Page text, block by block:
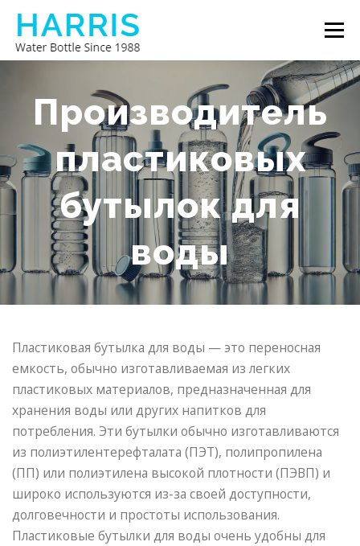
Перейти
содержимому
Меню
БУТЫЛКА ДЛЯ ВОДЫ HARRIS О НАС
СВЯЖИТЕСЬ С НАМИ
Производитель
пластиковых
бутылок для
воды
Пластиковая бутылка для воды — это переносная
емкость, обычно изготавливаемая из легких
пластиковых материалов, предназначенная для
хранения воды или других напитков для
потребления. Эти бутылки обычно изготавливаются
из полиэтилентерефталата (ПЭТ), полипропилена
(ПП) или полиэтилена высокой плотности (ПЭВП) и
широко используются из-за своей доступности,
долговечности и простоты использования.
Пластиковые бутылки для воды очень удобны для